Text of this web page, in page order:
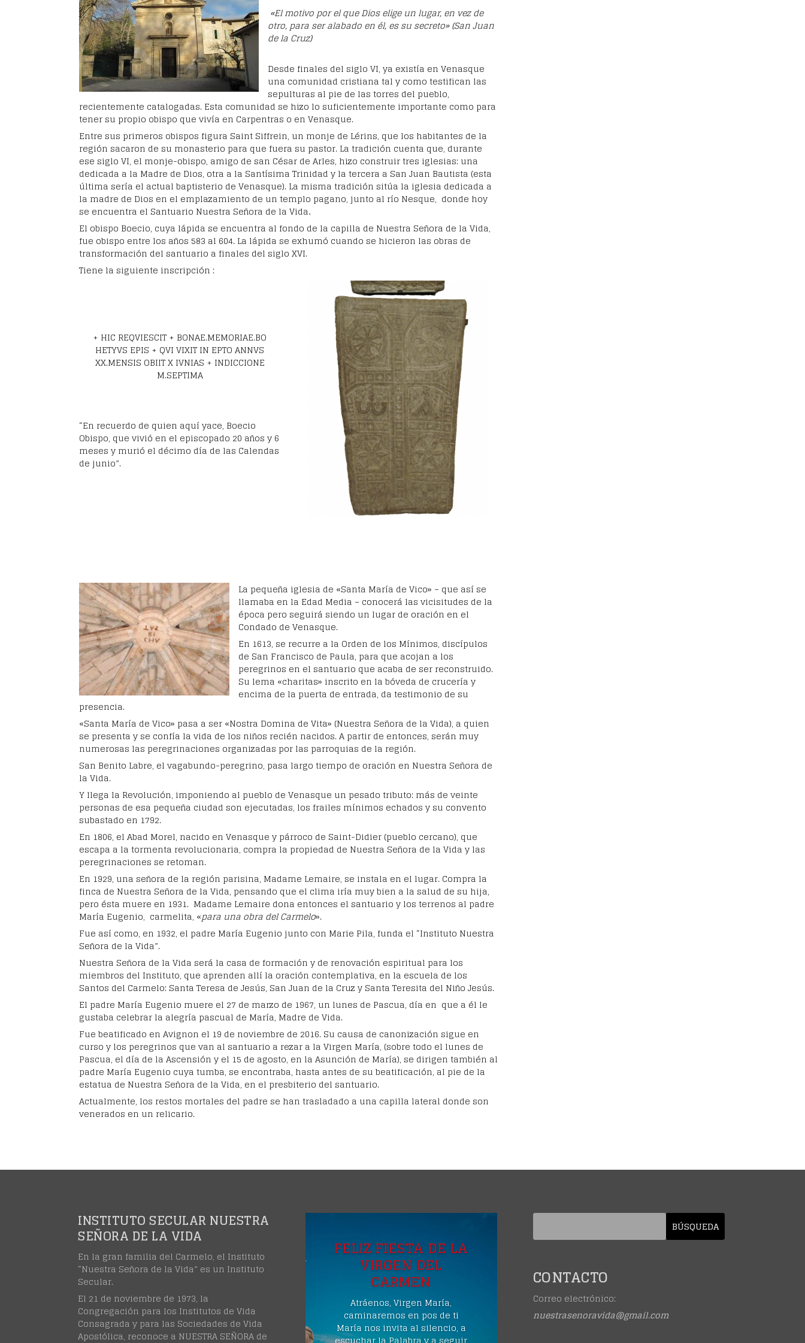
«El motivo por el que Dios elige un lugar, en vez de
otro, para ser alabado en él, es su secreto»(San Juan
de la Cruz)
Desde finales del siglo VI, ya existía en Venasque
una comunidad cristiana tal y como testifican las
sepulturas al pie de las torres del pueblo,
recientemente catalogadas. Esta comunidad se hizo lo suficientemente importante como para
tener su propio obispo que vivía en Carpentras o en Venasque.
Entre sus primeros obispos figura Saint Siffrein, un monje de Lérins, que los habitantes de la
región sacaron de su monasterio para que fuera su pastor. La tradición cuenta que, durante
ese siglo VI, el monje-obispo, amigo de san César de Arles, hizo construir tres iglesias: una
dedicada a la Madre de Dios, otra a la Santísima Trinidad y la tercera a San Juan Bautista (esta
última sería el actual baptisterio de Venasque). La misma tradición sitúa la iglesia dedicada a
la madre de Dios en el emplazamiento de un templo pagano, junto al río Nesque, donde hoy
se encuentra el Santuario Nuestra Señora de la Vida.
El obispo Boecio, cuya lápida se encuentra al fondo de la capilla de Nuestra Señora de la Vida,
fue obispo entre los años 583 al 604. La lápida se exhumó cuando se hicieron las obras de
transformación del santuario a finales del siglo XVI.
Tiene la siguiente inscripción :
+ HIC REQVIESCIT + BONAE.MEMORIAE.BO
HETYVS EPIS + QVI VIXIT IN EPTO ANNVS
XX.MENSIS OBIIT X IVNIAS + INDICCIONE
M.SEPTIMA
“En recuerdo de quien aquí yace, Boecio
Obispo, que vivió en el episcopado 20 años y 6
meses y murió el décimo día de las Calendas
de junio”.
La pequeña iglesia de «Santa María de Vico» – que así se
llamaba en la Edad Media – conocerá las vicisitudes de la
época pero seguirá siendo un lugar de oración en el
Condado de Venasque.
En 1613, se recurre a la Orden de los Mínimos, discípulos
de San Francisco de Paula, para que acojan a los
peregrinos en el santuario que acaba de ser reconstruido.
Su lema «charitas» inscrito en la bóveda de crucería y
encima de la puerta de entrada, da testimonio de su
presencia.
«Santa María de Vico» pasa a ser «Nostra Domina de Vita» (Nuestra Señora de la Vida), a quien
se presenta y se confía la vida de los niños recién nacidos. A partir de entonces, serán muy
numerosas las peregrinaciones organizadas por las parroquias de la región.
San Benito Labre, el vagabundo-peregrino, pasa largo tiempo de oración en Nuestra Señora de
la Vida.
Y llega la Revolución, imponiendo al pueblo de Venasque un pesado tributo: más de veinte
personas de esa pequeña ciudad son ejecutadas, los frailes mínimos echados y su convento
subastado en 1792.
En 1806, el Abad Morel, nacido en Venasque y párroco de Saint-Didier (pueblo cercano), que
escapa a la tormenta revolucionaria, compra la propiedad de Nuestra Señora de la Vida y las
peregrinaciones se retoman.
En 1929, una señora de la región parisina, Madame Lemaire, se instala en el lugar. Compra la
finca de Nuestra Señora de la Vida, pensando que el clima iría muy bien a la salud de su hija,
pero ésta muere en 1931. Madame Lemaire dona entonces el santuario y los terrenos al padre
María Eugenio, carmelita, «para una obra del Carmelo».
Fue así como, en 1932, el padre María Eugenio junto con Marie Pila, funda el “Instituto Nuestra
Señora de la Vida”.
Nuestra Señora de la Vida será la casa de formación y de renovación espiritual para los
miembros del Instituto, que aprenden allí la oración contemplativa, en la escuela de los
Santos del Carmelo: Santa Teresa de Jesús, San Juan de la Cruz y Santa Teresita del Niño Jesús.
El padre María Eugenio muere el 27 de marzo de 1967, un lunes de Pascua, día en que a él le
gustaba celebrar la alegría pascual de María, Madre de Vida.
Fue beatificado en Avignon el 19 de noviembre de 2016. Su causa de canonización sigue en
curso y los peregrinos que van al santuario a rezar a la Virgen María, (sobre todo el lunes de
Pascua, el día de la Ascensión y el 15 de agosto, en la Asunción de María), se dirigen también al
padre María Eugenio cuya tumba, se encontraba, hasta antes de su beatificación, al pie de la
estatua de Nuestra Señora de la Vida, en el presbiterio del santuario.
Actualmente, los restos mortales del padre se han trasladado a una capilla lateral donde son
venerados en un relicario.
INSTITUTO SECULAR NUESTRA
SEÑORA DE LA VIDA
En la gran familia del Carmelo, el Instituto
“Nuestra Señora de la Vida” es un Instituto
Secular.
El 21 de noviembre de 1973, la
Congregación para los Institutos de Vida
Consagrada y para las Sociedades de Vida
Apostólica, reconoce a NUESTRA SEÑORA de
FELIZ FIESTA DE LA
VIRGEN DEL
CARMEN
Atráenos, Virgen María,
caminaremos en pos de ti
María nos invita al silencio, a
CONTACTO
Correo electrónico:
nuestrasenoravida@gmail.com